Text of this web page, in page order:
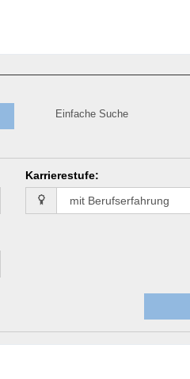
Einfache Suche
Karrierestufe: